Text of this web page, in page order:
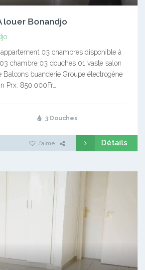
louer Bonandjo
03 chambres disponible à
chambre 03 douches 01 vaste salon
Balcons buanderie Groupe électrogène
Prx: 850.000Fr…
3 Douches
J'aime Détails